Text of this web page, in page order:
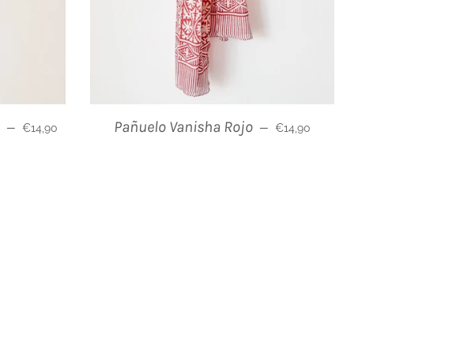
— Prix régulier
€14,90 Pañuelo Vanisha Rojo — Prix régulier
€14,90